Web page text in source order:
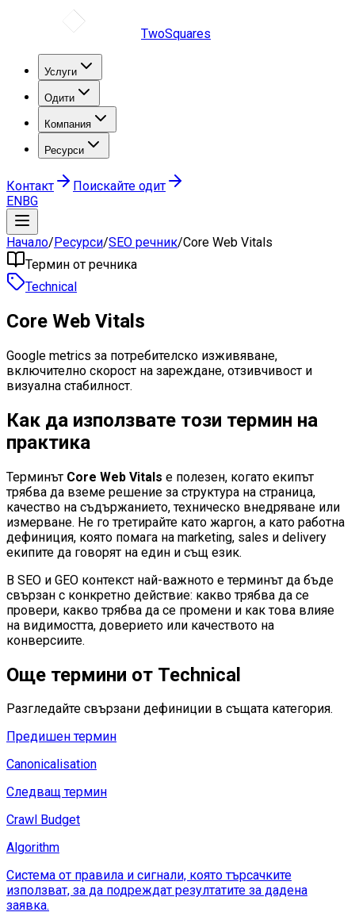
TwoSquares
Услуги
Одити
Компания
Ресурси
Контакт
Поискайте одит
ENBG
Начало/Ресурси/SEO речник/Core Web Vitals
Термин от речника
Technical
Core Web Vitals
Google metrics за потребителско изживяване,
включително скорост на зареждане, отзивчивост и
визуална стабилност.
Как да използвате този термин на
практика
Терминът Core Web Vitals е полезен, когато екипът
трябва да вземе решение за структура на страница,
качество на съдържанието, техническо внедряване или
измерване. Не го третирайте като жаргон, а като работна
дефиниция, която помага на marketing, sales и delivery
екипите да говорят на един и същ език.
В SEO и GEO контекст най-важното е терминът да бъде
свързан с конкретно действие: какво трябва да се
провери, какво трябва да се промени и как това влияе
на видимостта, доверието или качеството на
конверсиите.
Още термини от Technical
Разгледайте свързани дефиниции в същата категория.
Предишен термин
Canonicalisation
Следващ термин
Crawl Budget
Algorithm
Система от правила и сигнали, която търсачките
използват, за да подреждат резултатите за дадена
заявка.